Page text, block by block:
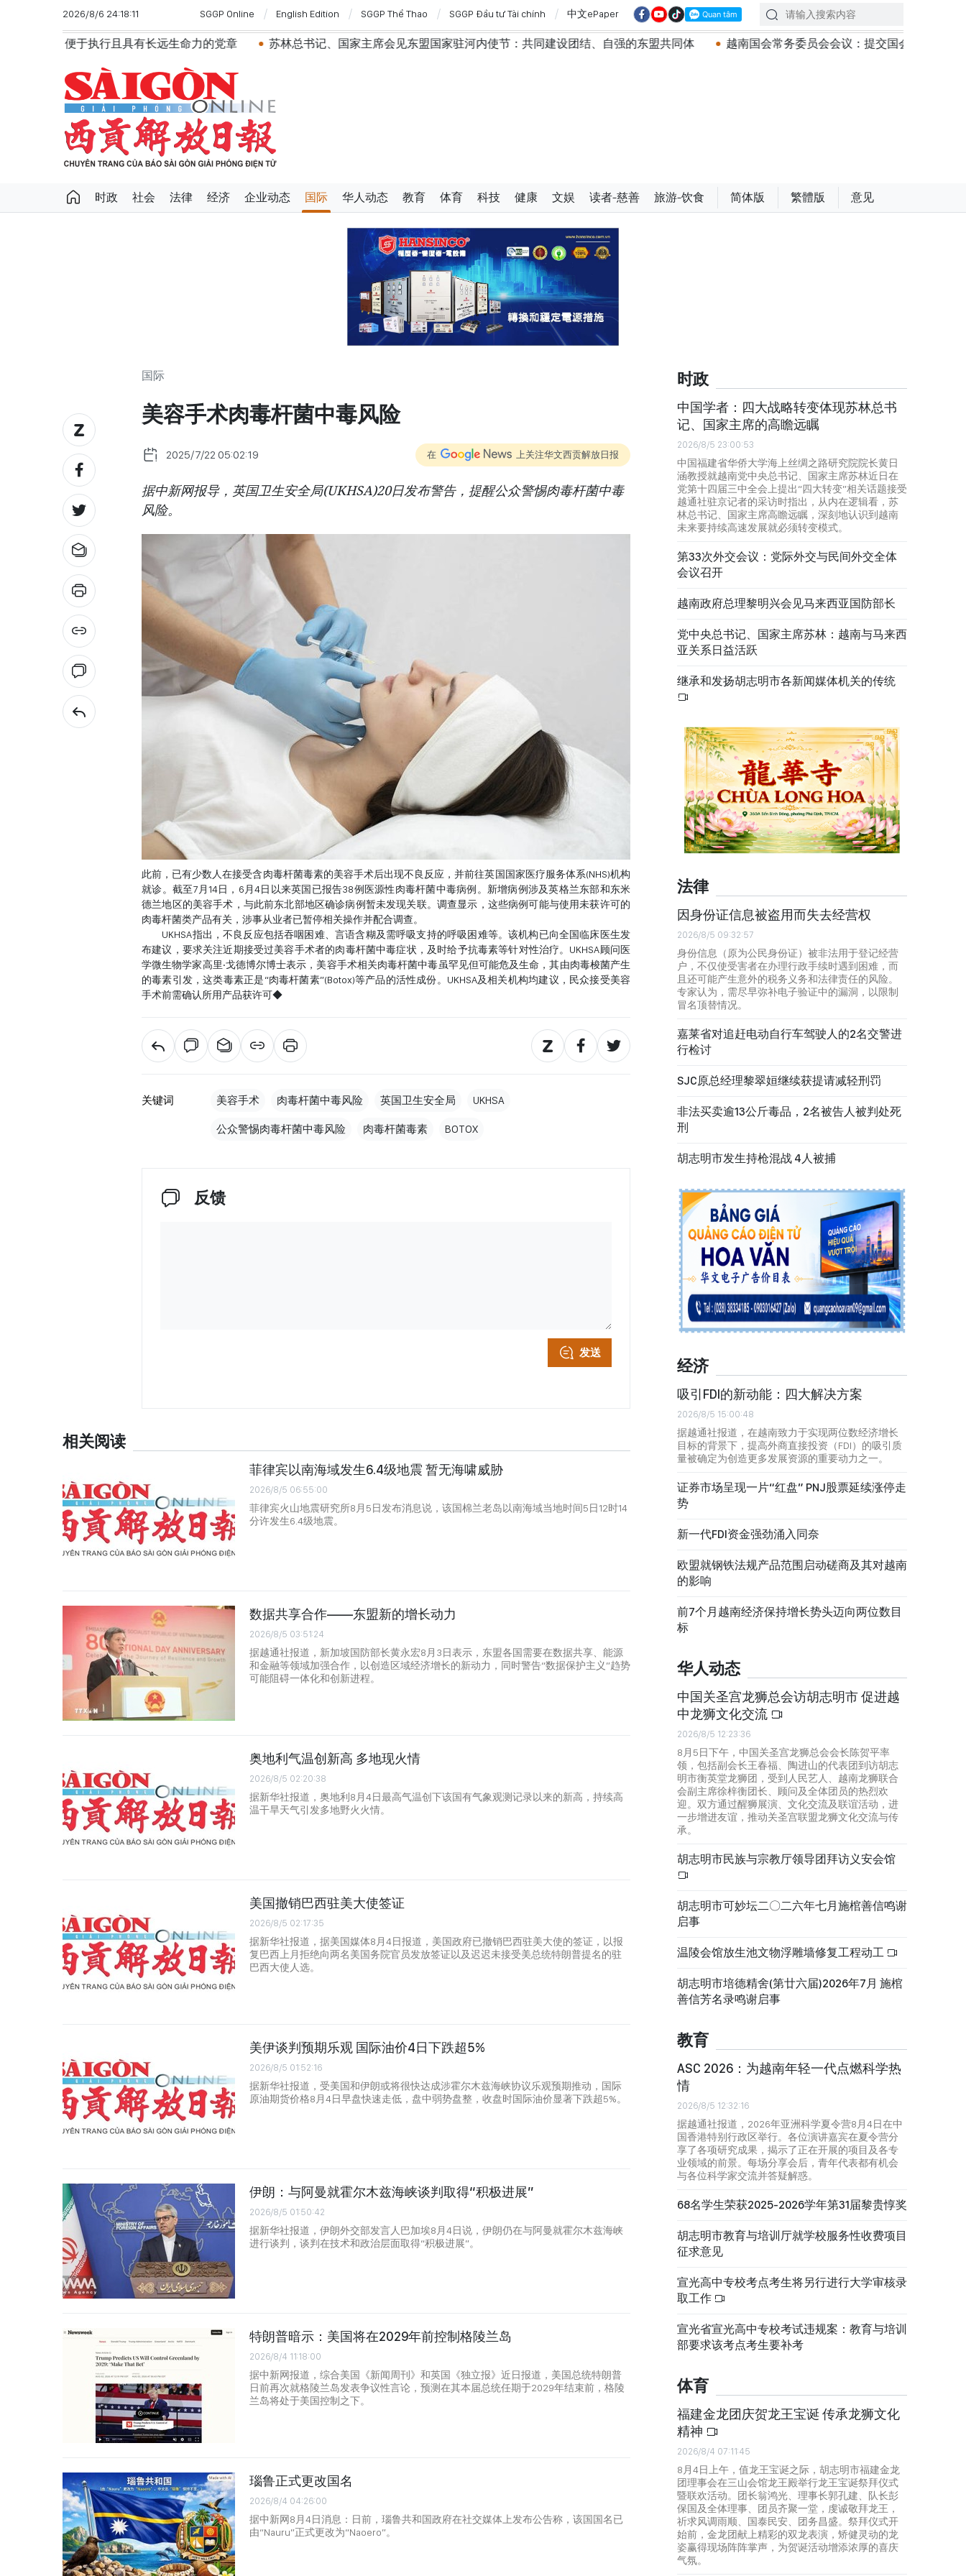
2026/8/6 24:18:11 SGGP Online English Edition SGGP Thể Thao SGGP Đầu tư Tài chính 中文ePaper
长远生命力的党章 苏林总书记、国家主席会见东盟国家驻河内使节：共同建设团结、自强的东盟共同体 越南国会常务委员会会议：提交国会审议通过设立广宁市和北宁市《决议
时政 社会 法律 经济 企业动态 国际 华人动态 教育 体育 科技 健康 文娱 读者-慈善 旅游-饮食 简体版 繁體版 意见
国际
美容手术肉毒杆菌中毒风险
2025/7/22 05:02:19 在 上关注华文西贡解放日报
据中新网报导，英国卫生安全局(UKHSA)20日发布警告，提醒公众警惕肉毒杆菌中毒
风险。
此前，已有少数人在接受含肉毒杆菌毒素的美容手术后出现不良反应，并前往英国国家医疗服务体系(NHS)机构
就诊。截至7月14日，6月4日以来英国已报告38例医源性肉毒杆菌中毒病例。新增病例涉及英格兰东部和东米
德兰地区的美容手术，与此前东北部地区确诊病例暂未发现关联。调查显示，这些病例可能与使用未获许可的
肉毒杆菌类产品有关，涉事从业者已暂停相关操作并配合调查。
UKHSA指出，不良反应包括吞咽困难、言语含糊及需呼吸支持的呼吸困难等。该机构已向全国临床医生发
布建议，要求关注近期接受过美容手术者的肉毒杆菌中毒症状，及时给予抗毒素等针对性治疗。UKHSA顾问医
学微生物学家高里‧戈德博尔博士表示，美容手术相关肉毒杆菌中毒虽罕见但可能危及生命，其由肉毒梭菌产生
的毒素引发，这类毒素正是“肉毒杆菌素”(Botox)等产品的活性成份。UKHSA及相关机构均建议，民众接受美容
手术前需确认所用产品获许可◆
关键词 美容手术 肉毒杆菌中毒风险 英国卫生安全局 UKHSA
公众警惕肉毒杆菌中毒风险 肉毒杆菌毒素 BOTOX
反馈
发送
相关阅读
菲律宾以南海域发生6.4级地震 暂无海啸威胁
2026/8/5 06:55:00
菲律宾火山地震研究所8月5日发布消息说，该国棉兰老岛以南海域当地时间5日12时14
分许发生6.4级地震。
数据共享合作——东盟新的增长动力
2026/8/5 03:51:24
据越通社报道，新加坡国防部长黄永宏8月3日表示，东盟各国需要在数据共享、能源
和金融等领域加强合作，以创造区域经济增长的新动力，同时警告“数据保护主义”趋势
可能阻碍一体化和创新进程。
奥地利气温创新高 多地现火情
2026/8/5 02:20:38
据新华社报道，奥地利8月4日最高气温创下该国有气象观测记录以来的新高，持续高
温干旱天气引发多地野火火情。
美国撤销巴西驻美大使签证
2026/8/5 02:17:35
据新华社报道，据美国媒体8月4日报道，美国政府已撤销巴西驻美大使的签证，以报
复巴西上月拒绝向两名美国务院官员发放签证以及迟迟未接受美总统特朗普提名的驻
巴西大使人选。
美伊谈判预期乐观 国际油价4日下跌超5%
2026/8/5 01:52:16
据新华社报道，受美国和伊朗或将很快达成涉霍尔木兹海峡协议乐观预期推动，国际
原油期货价格8月4日早盘快速走低，盘中弱势盘整，收盘时国际油价显著下跌超5%。
伊朗：与阿曼就霍尔木兹海峡谈判取得“积极进展”
2026/8/5 01:50:42
据新华社报道，伊朗外交部发言人巴加埃8月4日说，伊朗仍在与阿曼就霍尔木兹海峡
进行谈判，谈判在技术和政治层面取得“积极进展”。
特朗普暗示：美国将在2029年前控制格陵兰岛
2026/8/4 11:18:00
据中新网报道，综合美国《新闻周刊》和英国《独立报》近日报道，美国总统特朗普
日前再次就格陵兰岛发表争议性言论，预测在其本届总统任期于2029年结束前，格陵
兰岛将处于美国控制之下。
瑙鲁正式更改国名
2026/8/4 04:26:00
据中新网8月4日消息：日前，瑙鲁共和国政府在社交媒体上发布公告称，该国国名已
由“Nauru”正式更改为“Naoero”。
时政
中国学者：四大战略转变体现苏林总书
记、国家主席的高瞻远瞩
2026/8/5 23:00:53
中国福建省华侨大学海上丝绸之路研究院院长黄日
涵教授就越南党中央总书记、国家主席苏林近日在
党第十四届三中全会上提出“四大转变”相关话题接受
越通社驻京记者的采访时指出，从内在逻辑看，苏
林总书记、国家主席高瞻远瞩，深刻地认识到越南
未来要持续高速发展就必须转变模式。
第33次外交会议：党际外交与民间外交全体
会议召开
越南政府总理黎明兴会见马来西亚国防部长
党中央总书记、国家主席苏林：越南与马来西
亚关系日益活跃
继承和发扬胡志明市各新闻媒体机关的传统
法律
因身份证信息被盗用而失去经营权
2026/8/5 09:32:57
身份信息（原为公民身份证）被非法用于登记经营
户，不仅使受害者在办理行政手续时遇到困难，而
且还可能产生意外的税务义务和法律责任的风险。
专家认为，需尽早弥补电子验证中的漏洞，以限制
冒名顶替情况。
嘉莱省对追赶电动自行车驾驶人的2名交警进
行检讨
SJC原总经理黎翠姮继续获提请减轻刑罚
非法买卖逾13公斤毒品，2名被告人被判处死
刑
胡志明市发生持枪混战 4人被捕
经济
吸引FDI的新动能：四大解决方案
2026/8/5 15:00:48
据越通社报道，在越南致力于实现两位数经济增长
目标的背景下，提高外商直接投资（FDI）的吸引质
量被确定为创造更多发展资源的重要动力之一。
证券市场呈现一片“红盘” PNJ股票延续涨停走
势
新一代FDI资金强劲涌入同奈
欧盟就钢铁法规产品范围启动磋商及其对越南
的影响
前7个月越南经济保持增长势头迈向两位数目
标
华人动态
中国关圣宫龙狮总会访胡志明市 促进越
中龙狮文化交流
2026/8/5 12:23:36
8月5日下午，中国关圣宫龙狮总会会长陈贺平率
领，包括副会长王春福、陶进山的代表团到访胡志
明市衡英堂龙狮团，受到人民艺人、越南龙狮联合
会副主席徐梓衡团长、顾问及全体团员的热烈欢
迎。双方通过醒狮展演、文化交流及联谊活动，进
一步增进友谊，推动关圣宫联盟龙狮文化交流与传
承。
胡志明市民族与宗教厅领导团拜访义安会馆
胡志明市可妙坛二〇二六年七月施棺善信鸣谢
启事
温陵会馆放生池文物浮雕墙修复工程动工
胡志明市培德精舍(第廿六届)2026年7月 施棺
善信芳名录鸣谢启事
教育
ASC 2026：为越南年轻一代点燃科学热
情
2026/8/5 12:32:16
据越通社报道，2026年亚洲科学夏令营8月4日在中
国香港特别行政区举行。各位演讲嘉宾在夏令营分
享了各项研究成果，揭示了正在开展的项目及各专
业领域的前景。每场分享会后，青年代表都有机会
与各位科学家交流并答疑解惑。
68名学生荣获2025-2026学年第31届黎贵惇奖
胡志明市教育与培训厅就学校服务性收费项目
征求意见
宣光高中专校考点考生将另行进行大学审核录
取工作
宣光省宣光高中专校考试违规案：教育与培训
部要求该考点考生要补考
体育
福建金龙团庆贺龙王宝诞 传承龙狮文化
精神
2026/8/4 07:11:45
8月4日上午，值龙王宝诞之际，胡志明市福建金龙
团理事会在三山会馆龙王殿举行龙王宝诞祭拜仪式
暨联欢活动。团长翁鸿光、理事长郭孔建、队长彭
保国及全体理事、团员齐聚一堂，虔诚敬拜龙王，
祈求风调雨顺、国泰民安、团务昌盛。祭拜仪式开
始前，金龙团献上精彩的双龙表演，矫健灵动的龙
姿赢得现场阵阵掌声，为贺诞活动增添浓厚的喜庆
气氛。